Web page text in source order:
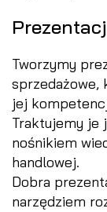
Tworzymy
sprzedażowe,
jej
Traktujemy je
nośnikiem
handlowej.
Dobra
narzędziem